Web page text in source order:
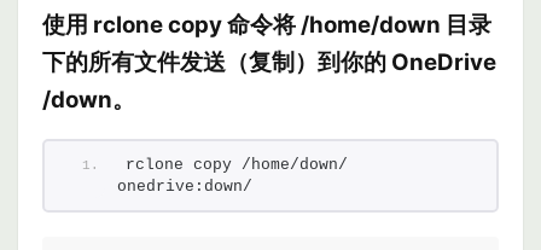
使用 rclone copy命令将 /home/down 目录
下的所有文件发送（复制）到你的 OneDrive
/down。
rclone copy /home/down/
onedrive:down/